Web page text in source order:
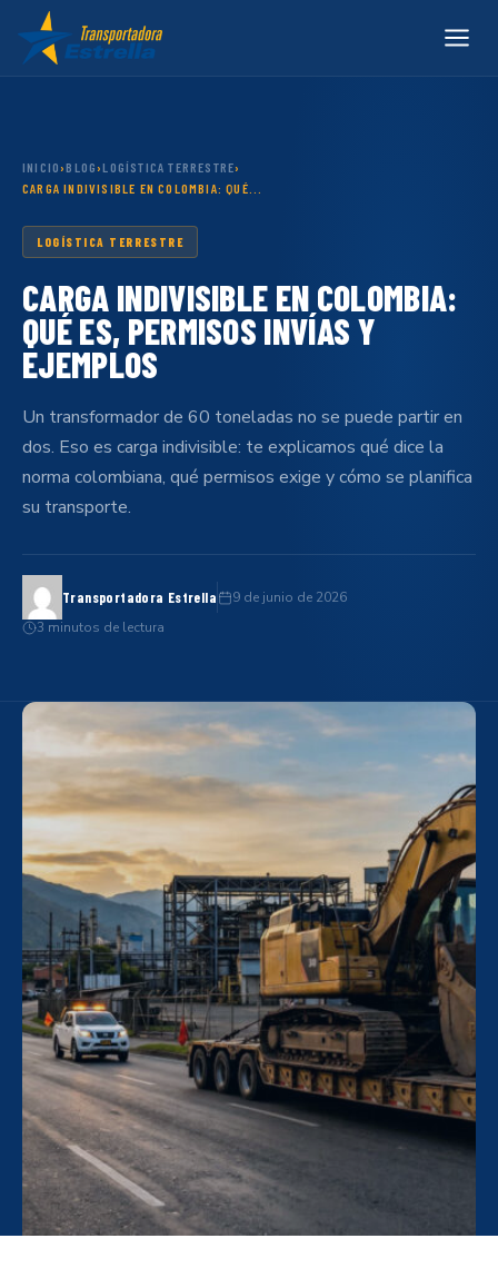
INICIO ›BLOG ›LOGÍSTICA TERRESTRE›
CARGA INDIVISIBLE EN COLOMBIA: QUÉ...
LOGÍSTICA TERRESTRE
CARGA INDIVISIBLE EN COLOMBIA:
QUÉ ES, PERMISOS INVÍAS Y
EJEMPLOS
Un transformador de 60 toneladas no se puede partir en
dos. Eso es carga indivisible: te explicamos qué dice la
norma colombiana, qué permisos exige y cómo se planifica
su transporte.
Transportadora Estrella
9 de junio de 2026
3 minutos de lectura